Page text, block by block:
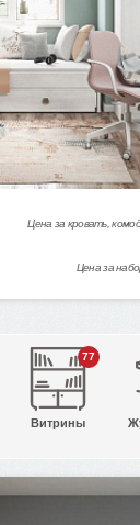
Цена за кровать,
Цена за
77
Витрины